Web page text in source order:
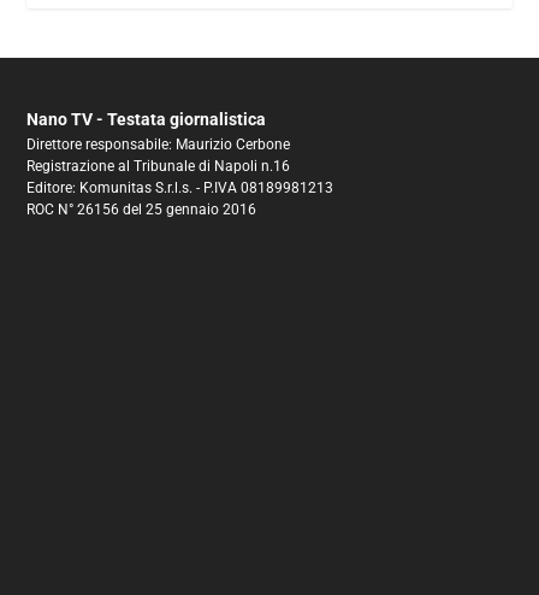
Nano TV - Testata giornalistica
Direttore responsabile: Maurizio Cerbone
Registrazione al Tribunale di Napoli n.16
Editore: Komunitas S.r.l.s. - P.IVA 08189981213
ROC N° 26156 del 25 gennaio 2016